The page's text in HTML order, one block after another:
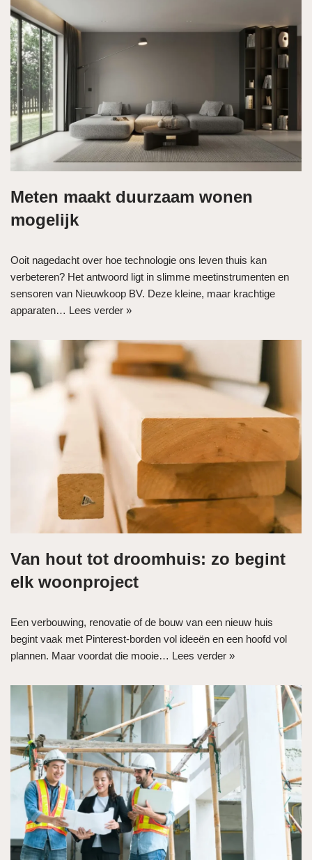
Meten maakt duurzaam wonen
mogelijk
Ooit nagedacht over hoe technologie ons leven thuis kan
verbeteren? Het antwoord ligt in slimme meetinstrumenten en
sensoren van Nieuwkoop BV. Deze kleine, maar krachtige
apparaten… Lees verder »
Van hout tot droomhuis: zo begint
elk woonproject
Een verbouwing, renovatie of de bouw van een nieuw huis
begint vaak met Pinterest-borden vol ideeën en een hoofd vol
plannen. Maar voordat die mooie… Lees verder »